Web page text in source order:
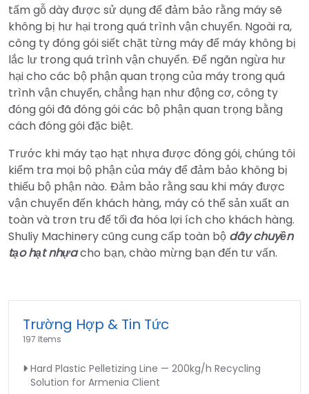
tấm gỗ dày được sử dụng để đảm bảo rằng máy sẽ
không bị hư hại trong quá trình vận chuyển. Ngoài ra,
công ty đóng gói siết chặt từng máy để máy không bị
lắc lư trong quá trình vận chuyển. Để ngăn ngừa hư
hại cho các bộ phận quan trọng của máy trong quá
trình vận chuyển, chẳng hạn như động cơ, công ty
đóng gói đã đóng gói các bộ phận quan trọng bằng
cách đóng gói đặc biệt.
Trước khi máy tạo hạt nhựa được đóng gói, chúng tôi
kiểm tra mọi bộ phận của máy để đảm bảo không bị
thiếu bộ phận nào. Đảm bảo rằng sau khi máy được
vận chuyển đến khách hàng, máy có thể sản xuất an
toàn và trơn tru để tối đa hóa lợi ích cho khách hàng.
Shuliy Machinery cũng cung cấp toàn bộ dây chuyền
tạo hạt nhựacho bạn, chào mừng bạn đến tư vấn.
Trường Hợp & Tin Tức
197 Items
Hard Plastic Pelletizing Line — 200kg/h Recycling
Solution for Armenia Client